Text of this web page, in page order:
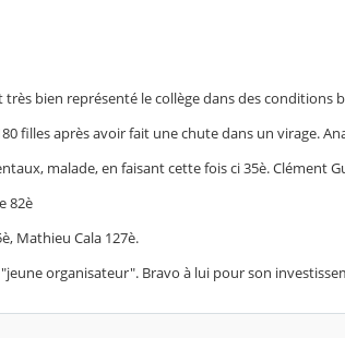
bien représenté le collège dans des conditions
filles après avoir fait une chute dans un virage.
malade, en faisant cette fois ci 35è. Clément
82è
Mathieu Cala 127è.
organisateur". Bravo à lui pour son